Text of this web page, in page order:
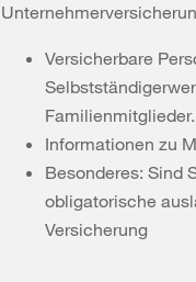
Versicherbare
Familienmitglieder.
Informationen zu
Besonderes: Sind
obligatorische
Versicherung